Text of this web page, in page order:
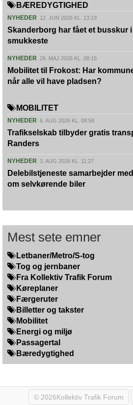
BÆREDYGTIGHED
NYHEDER 12. JUN 2026 KL. 13:19
Skanderborg har fået et busskur
smukkeste
NYHEDER 26. MAJ 2026 KL. 08:15
Mobilitet til Frokost: Har
når alle vil have pladsen?
MOBILITET
NYHEDER 6. AUG 2026 KL. 08:58
Trafikselskab tilbyder gratis
Randers
NYHEDER 3. AUG 2026 KL. 11:27
Delebilstjeneste samarbejder
om selvkørende biler
Mest sete emner
Letbaner/Metro/S-tog
Tog og jernbaner
Fra Kollektiv Trafik Forum
Køreplaner
Færgeruter
Billetter og takster
Mobilitet
Energi og miljø
Passagertal
Bæredygtighed
© 2026Kollektiv Trafik Forum